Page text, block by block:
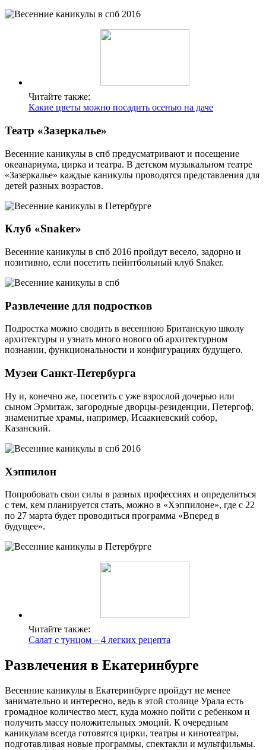
Читайте также:
Какие цветы можно посадить осенью на даче
Театр «Зазеркалье»
Весенние каникулы в спб предусматривают и посещение
океанариума, цирка и театра. В детском музыкальном театре
«Зазеркалье» каждые каникулы проводятся представления для
детей разных возрастов.
Клуб «Snaker»
Весенние каникулы в спб 2016 пройдут весело, задорно и
позитивно, если посетить пейнтбольный клуб Snaker.
Развлечение для подростков
Подростка можно сводить в весеннюю Британскую школу
архитектуры и узнать много нового об архитектурном
познании, функциональности и конфигурациях будущего.
Музеи Санкт-Петербурга
Ну и, конечно же, посетить с уже взрослой дочерью или
сыном Эрмитаж, загородные дворцы-резиденции, Петергоф,
знаменитые храмы, например, Исаакиевский собор,
Казанский.
Хэппилон
Попробовать свои силы в разных профессиях и определиться
с тем, кем планируется стать, можно в «Хэппилоне», где с 22
по 27 марта будет проводиться программа «Вперед в
будущее».
Читайте также:
Салат с тунцом – 4 легких рецепта
Развлечения в Екатеринбурге
Весенние каникулы в Екатеринбурге пройдут не менее
занимательно и интересно, ведь в этой столице Урала есть
громадное количество мест, куда можно пойти с ребенком и
получить массу положительных эмоций. К очередным
каникулам всегда готовятся цирки, театры и кинотеатры,
подготавливая новые программы, спектакли и мультфильмы.